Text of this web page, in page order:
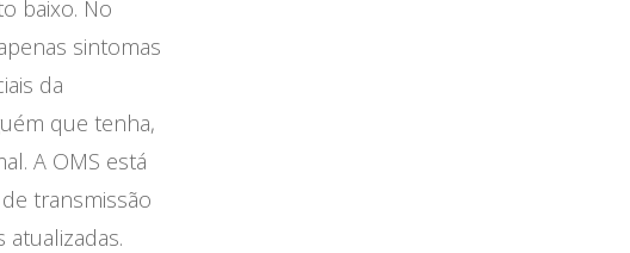
baixo. No
sintomas
da
que tenha,
A OMS está
transmissão